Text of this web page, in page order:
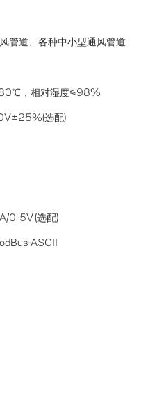
管道、各种中小型通风管道
，相对湿度≤98%
选配)
0-5V (选配)
ASCII